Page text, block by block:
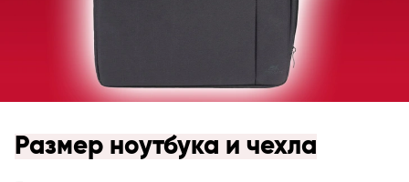
Размер ноутбука и чехла